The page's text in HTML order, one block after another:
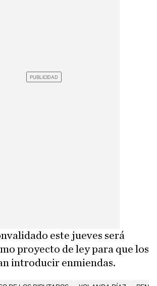
este jueves será
proyecto de ley para que los
introducir enmiendas.